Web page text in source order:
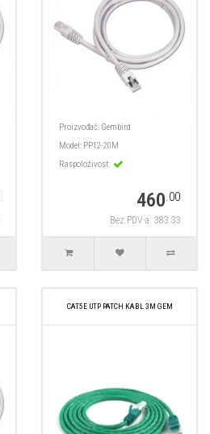
Proizvođač: Gembird
Model: PP12-20M
Raspoloživost:
460.00
Bez PDV-a: 383.33
CAT5E UTP PATCH KABL 3M GEM